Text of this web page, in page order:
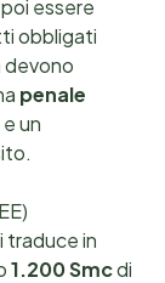
essere
obbligati
devono
penale
e un
traduce in
1.200 Smcdi